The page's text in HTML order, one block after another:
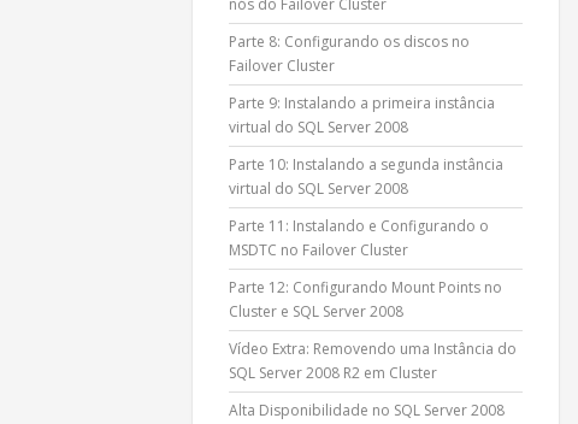
nós do Failover Cluster
Parte 8: Configurando os discos no
Failover Cluster
Parte 9: Instalando a primeira instância
virtual do SQL Server 2008
Parte 10: Instalando a segunda instância
virtual do SQL Server 2008
Parte 11: Instalando e Configurando o
MSDTC no Failover Cluster
Parte 12: Configurando Mount Points no
Cluster e SQL Server 2008
Vídeo Extra: Removendo uma Instância do
SQL Server 2008 R2 em Cluster
Alta Disponibilidade no SQL Server 2008